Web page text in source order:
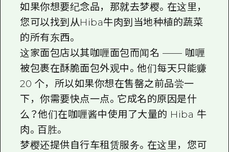
如果你想要纪念品，那就去梦樱。在这里，
您可以找到从Hiba牛肉到当地种植的蔬菜
的所有东西。
这家面包店以其咖喱面包而闻名 —— 咖喱
被包裹在酥脆面包外观中。他们每天只能赚
20 个，所以如果你想在售罄之前品尝一
下，你需要快点一点。它成名的原因是什
么？他们在咖喱酱中使用了大量的 Hiba 牛
肉。百胜。
梦樱还提供自行车租赁服务。在这里，您可